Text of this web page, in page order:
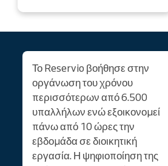
Το Reservio βοήθησε στην
οργάνωση του χρόνου
περισσότερων από 6.500
υπαλλήλων ενώ εξοικονομεί
πάνω από 10 ώρες την
εβδομάδα σε διοικητική
εργασία. Η ψηφιοποίηση της